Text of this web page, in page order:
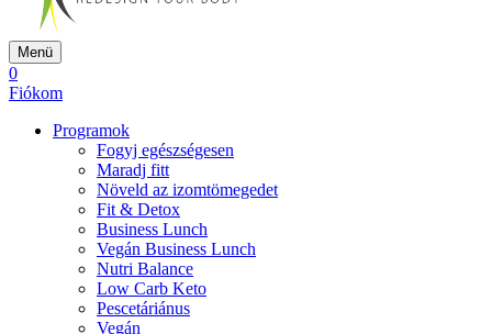
Menü
0
Fiókom
Programok
Fogyj egészségesen
Maradj fitt
Növeld az izomtömegedet
Fit & Detox
Business Lunch
Vegán Business Lunch
Nutri Balance
Low Carb Keto
Pescetáriánus
Vegán